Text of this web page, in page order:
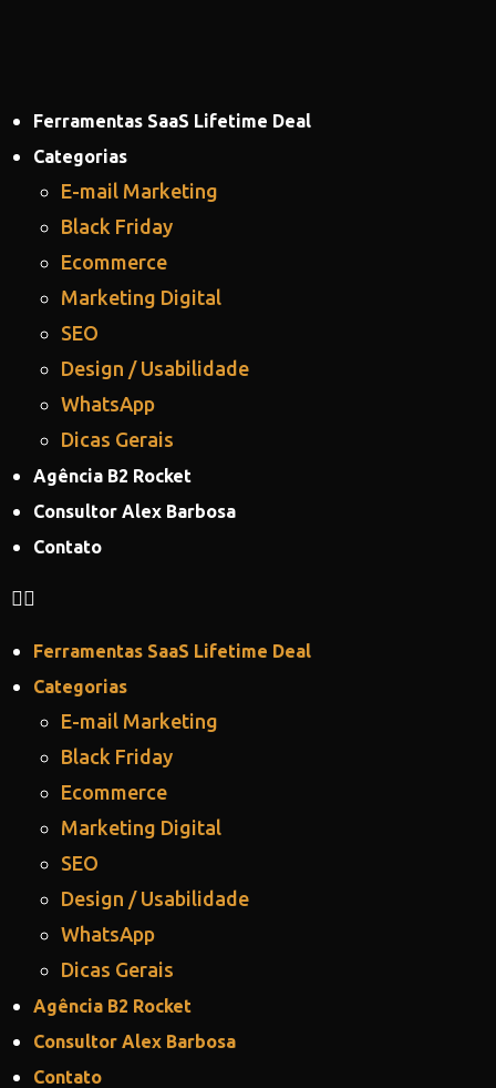
Ferramentas SaaS Lifetime Deal
Categorias
E-mail Marketing
Black Friday
Ecommerce
Marketing Digital
SEO
Design / Usabilidade
WhatsApp
Dicas Gerais
Agência B2 Rocket
Consultor Alex Barbosa
Contato
Ferramentas SaaS Lifetime Deal
Categorias
E-mail Marketing
Black Friday
Ecommerce
Marketing Digital
SEO
Design / Usabilidade
WhatsApp
Dicas Gerais
Agência B2 Rocket
Consultor Alex Barbosa
Contato